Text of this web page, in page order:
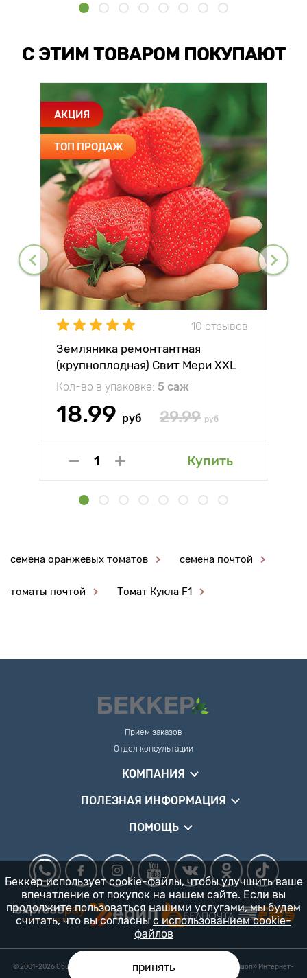
С ЭТИМ ТОВАРОМ ПОКУПАЮТ
АКЦИЯ
ТОП ПРОДАЖ
10 отзывов
Земляника ремонтантная
(крупноплодная) Свит Мери XXL
Кол-во в упаковке: 5 саж
18.99 руб 29.99 руб
Купить
семена оранжевых томатов семена почтой
томаты почтой Томат Кукла F1
Прием заказов
Отдел консультации
КОМПАНИЯ
ПОЛЕЗНАЯ ИНФОРМАЦИЯ
ПОМОЩЬ
© 2001-2026 Общество с ограниченной ответственностью «Гарденшоп» Интернет-
магазин «БЕККЕР™» 24/7
Беккер использует cookie-файлы, чтобы улучшить ваше
впечатление от покупок на нашем сайте. Если вы
продолжите пользоваться нашими услугами, мы будем
считать, что вы согласны с использованием cookie-
файлов
принять